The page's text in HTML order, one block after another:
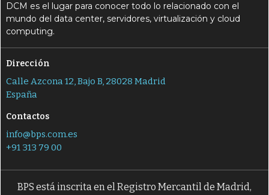
DCM es el lugar para conocer todo lo relacionado con el
mundo del data center, servidores, virtualización y cloud
computing.
Dirección
Calle Azcona 12, Bajo B, 28028 Madrid
España
Contactos
info@bps.com.es
+91 313 79 00
BPS está inscrita en el Registro Mercantil de Madrid,